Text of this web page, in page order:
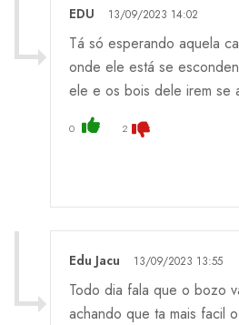
EDU 13/09/2023 14:02
Tá só esperando aquela
onde ele está se
ele e os bois dele irem se
0 2
Edu Jacu 13/09/2023 13:55
Todo dia fala que o bozo
achando que ta mais facil